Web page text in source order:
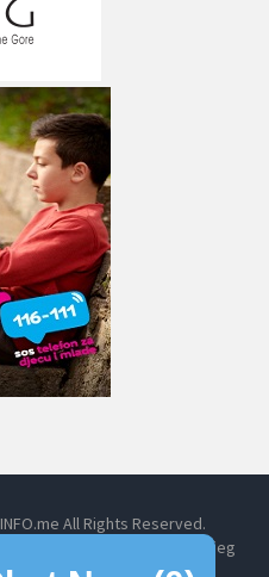
All Rights Reserved.
Umrežavanjem do boljeg
unija, posredstvom